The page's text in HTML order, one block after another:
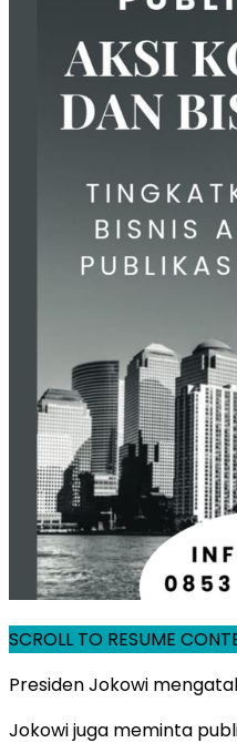
SCROLL TO RESUME
Presiden Jokowi
Jokowi juga meminta